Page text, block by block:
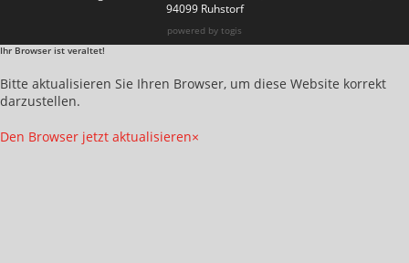
94099 Ruhstorf
powered by togis
Ihr Browser ist veraltet!
Bitte aktualisieren Sie Ihren Browser, um diese Website korrekt
darzustellen.
Den Browser jetzt aktualisieren×